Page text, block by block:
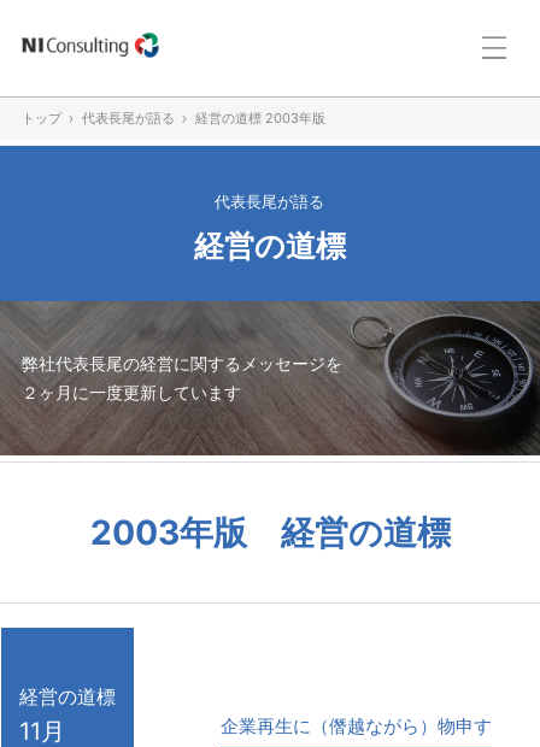
トップ 代表長尾が語る 経営の道標 2003年版
代表長尾が語る
経営の道標
弊社代表長尾の経営に関するメッセージを
２ヶ月に一度更新しています
2003年版 経営の道標
経営の道標
11月 企業再生に（僭越ながら）物申す